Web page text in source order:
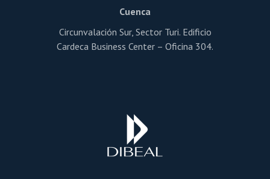
Cuenca
Circunvalación Sur, Sector Turi. Edificio
Cardeca Business Center – Oficina 304.